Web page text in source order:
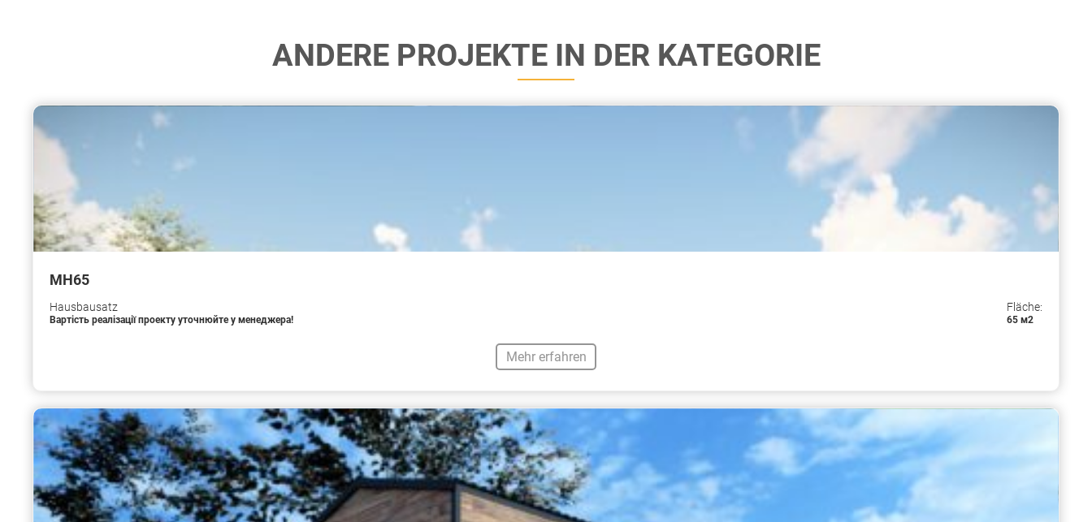
ANDERE PROJEKTE IN DER KATEGORIE
МН65
Hausbausatz
Вартість реалізації проекту уточнюйте у менеджера!
Fläche:
65 м2
Mehr erfahren